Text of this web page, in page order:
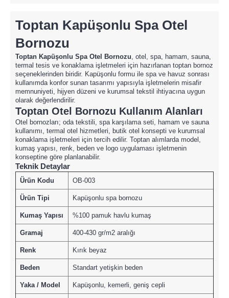
Toptan Kapüşonlu Spa Otel
Bornozu
Toptan Kapüşonlu Spa Otel Bornozu, otel, spa, hamam, sauna,
termal tesis ve konaklama işletmeleri için hazırlanan toptan bornoz
seçeneklerinden biridir. Kapüşonlu formu ile spa ve havuz sonrası
kullanımda konfor sunan tasarımı yapısıyla işletmelerin misafir
memnuniyeti, hijyen düzeni ve kurumsal tekstil ihtiyacına uygun
olarak değerlendirilir.
Toptan Otel Bornozu Kullanım Alanları
Otel bornozları; oda tekstili, spa karşılama seti, hamam ve sauna
kullanımı, termal otel hizmetleri, butik otel konsepti ve kurumsal
konaklama işletmeleri için tercih edilir. Toptan alımlarda model,
kumaş yapısı, renk, beden ve logo uygulaması işletmenin
konseptine göre planlanabilir.
Teknik Detaylar
Ürün Kodu OB-003
Ürün Tipi Kapüşonlu spa bornozu
Kumaş Yapısı %100 pamuk havlu kumaş
Gramaj 400-430 gr/m2 aralığı
Renk Kırık beyaz
Beden Standart yetişkin beden
Yaka / Model Kapüşonlu, kemerli, geniş cepli